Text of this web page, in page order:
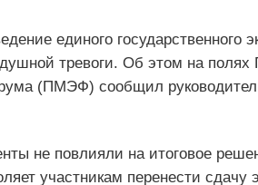
единого
тревоги. Об этом на полях
(ПМЭФ) сообщил
не повлияли на итоговое
участникам перенести сдачу